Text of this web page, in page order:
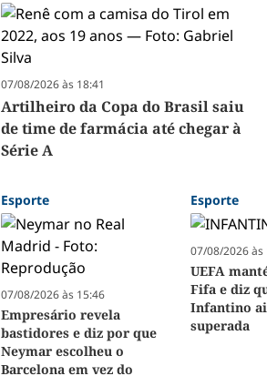
07/08/2026 às 18:41
Artilheiro da Copa do Brasil saiu
de time de farmácia até chegar à
Série A
Esporte
07/08/2026 às 15:46
Empresário revela
bastidores e diz por que
Neymar escolheu o
Barcelona em vez do
Esporte
07/08/2026 às
UEFA
Fifa e diz
Infantino
superada